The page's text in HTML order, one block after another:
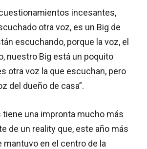
incesantes,
otra voz, es un Big de
escuchando, porque la voz, el
nuestro Big está un poquito
otra voz la que escuchan, pero
del dueño de casa”.
tiene una impronta mucho más
de un reality que, este año más
en el centro de la